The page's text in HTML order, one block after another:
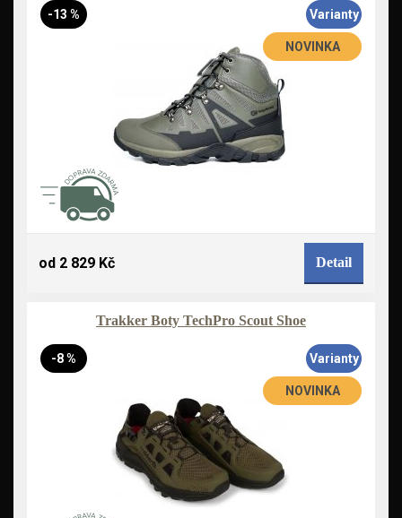
-13 %
NOVINKA
Varianty
od 2 829 Kč Detail
Trakker Boty TechPro Scout Shoe
-8 %
NOVINKA
Varianty